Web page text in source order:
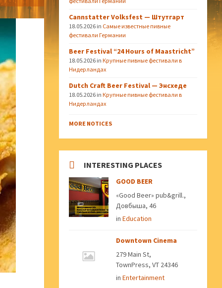
Cannstatter Volksfest — Штутгарт
18.05.2026 in Самые известные пивные
фестивали Германии
Beer Festival “24 Hours of Maastricht”
18.05.2026 inКрупные пивные фестивали в
Нидерландах
Dutch Craft Beer Festival — Энсхеде
18.05.2026 inКрупные пивные фестивали в
Нидерландах
MORE NOTICES
INTERESTING PLACES
GOOD BEER
«Good Beer» pub&grill.,
Довбыша, 46
inEducation
Downtown Cinema
279 Main St,
TownPress, VT 24346
inEntertainment